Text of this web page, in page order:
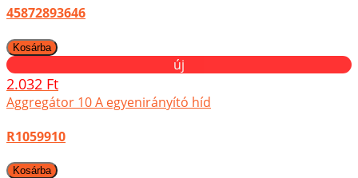
45872893646
új
2.032 Ft
Aggregátor 10 A egyenirányító híd
R1059910